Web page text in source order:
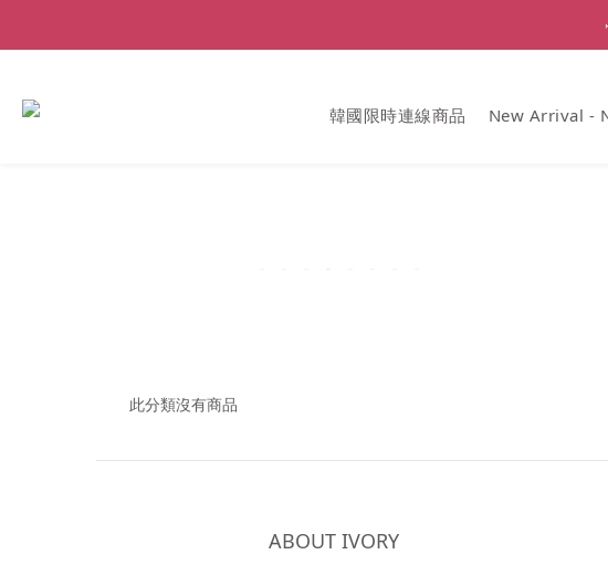
韓國限時連線商品 New Arrival -
此分類沒有商品
ABOUT IVORY